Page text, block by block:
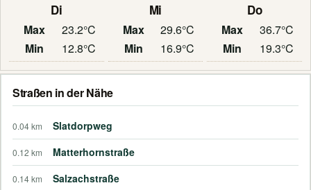
Di
Max
23.2°C
Min
12.8°C
Mi
Max
29.6°C
Min
16.9°C
Do
Max
36.7°C
Min
19.3°C
Straßen in der Nähe
0.04 km Slatdorpweg
0.12 km Matterhornstraße
0.14 km Salzachstraße